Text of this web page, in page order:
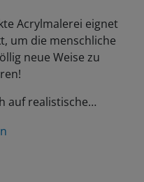
Acrylmalerei eignet
um die menschliche
neue Weise zu
auf realistische…